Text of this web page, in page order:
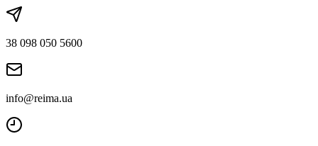
38 098 050 5600
info@reima.ua